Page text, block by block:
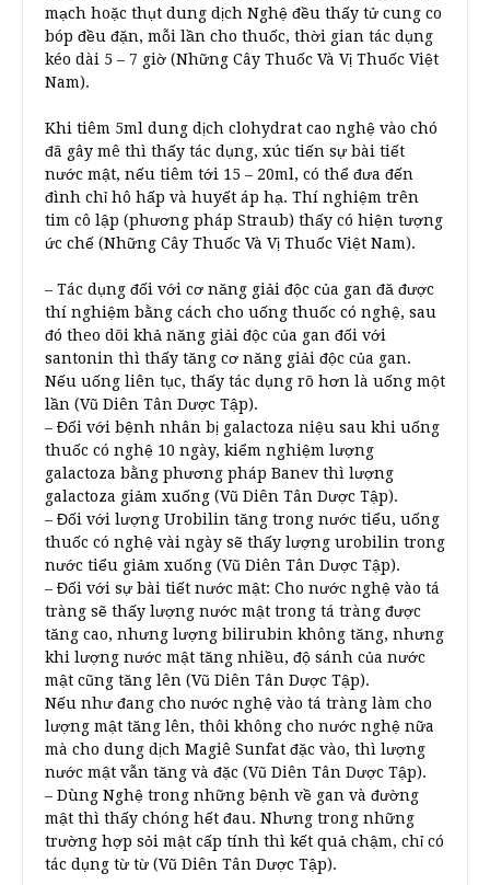
mạch hoặc thụt dung dịch Nghệ đều thấy tử cung co
bóp đều đặn, mỗi lần cho thuốc, thời gian tác dụng
kéo dài 5 – 7 giờ (Những Cây Thuốc Và Vị Thuốc Việt
Nam).
Khi tiêm 5ml dung dịch clohydrat cao nghệ vào chó
đã gây mê thì thấy tác dụng, xúc tiến sự bài tiết
nước mật, nếu tiêm tới 15 – 20ml, có thể đưa đến
đình chỉ hô hấp và huyết áp hạ. Thí nghiệm trên
tim cô lập (phương pháp Straub) thấy có hiện tượng
ức chế (Những Cây Thuốc Và Vị Thuốc Việt Nam).
– Tác dụng đối với cơ năng giải độc của gan đă được
thí nghiệm bằng cách cho uống thuốc có nghệ, sau
đó theo dõi khả năng giải độc của gan đối với
santonin thì thấy tăng cơ năng giải độc của gan.
Nếu uống liên tục, thấy tác dụng rõ hơn là uống một
lần (Vũ Diên Tân Dược Tập).
– Đối với bệnh nhân bị galactoza niệu sau khi uống
thuốc có nghệ 10 ngày, kiểm nghiệm lượng
galactoza bằng phương pháp Banev thì lượng
galactoza giảm xuống (Vũ Diên Tân Dược Tập).
– Đối với lượng Urobilin tăng trong nước tiểu, uống
thuốc có nghệ vài ngày sẽ thấy lượng urobilin trong
nước tiểu giảm xuống (Vũ Diên Tân Dược Tập).
– Đối với sự bài tiết nước mật: Cho nước nghệ vào tá
tràng sẽ thấy lượng nước mật trong tá tràng được
tăng cao, nhưng lượng bilirubin không tăng, nhưng
khi lượng nước mật tăng nhiều, độ sánh của nước
mật cũng tăng lên (Vũ Diên Tân Dược Tập).
Nếu như đang cho nước nghệ vào tá tràng làm cho
lượng mật tăng lên, thôi không cho nước nghệ nữa
mà cho dung dịch Magiê Sunfat đặc vào, thì lượng
nước mật vẫn tăng và đặc (Vũ Diên Tân Dược Tập).
– Dùng Nghệ trong những bệnh về gan và đường
mật thì thấy chóng hết đau. Nhưng trong những
trường hợp sỏi mật cấp tính thì kết quả chậm, chỉ có
tác dụng từ từ (Vũ Diên Tân Dược Tập).